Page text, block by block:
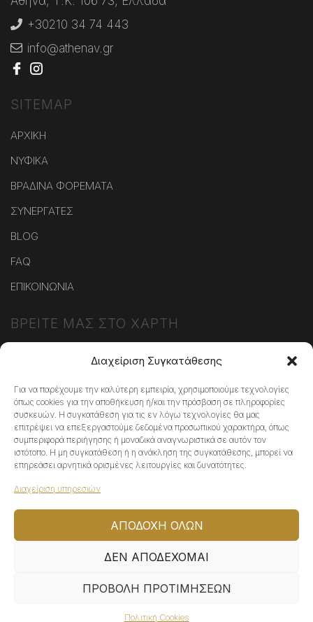
Διαχείριση Συγκατάθεσης
Για να παρέχουμε την καλύτερη εμπειρία, χρησιμοποιούμε τεχνολογίες
όπως cookies για την αποθήκευση ή/και την πρόσβαση σε πληροφορίες
συσκευών. Η συγκατάθεση για τις εν λόγω τεχνολογίες θα μας
επιτρέψει να επεξεργαστούμε δεδομένα προσωπικού χαρακτήρα, όπως
συμπεριφορά περιήγησης ή μοναδικά αναγνωριστικά σε αυτόν τον
ιστότοπο. Η μη συγκατάθεση ή η ανάκληση της συγκατάθεσης, μπορεί να
επηρεάσει αρνητικά ορισμένες λειτουργίες και δυνατότητες.
Διαχείριση υπηρεσιών
ΑΠΟΔΟΧΉ ΌΛΩΝ
ΔΕΝ ΑΠΟΔΈΧΟΜΑΙ
ΠΡΟΒΟΛΉ ΠΡΟΤΙΜΉΣΕΩΝ
Πολιτική Cookies
+30210 34 74 443
info@athenav.gr
SITEMAP
ΑΡΧΙΚΗ
ΝΥΦΙΚΑ
ΒΡΑΔΙΝΑ ΦΟΡΕΜΑΤΑ
ΣΥΝΕΡΓΑΤΕΣ
BLOG
FAQ
ΕΠΙΚΟΙΝΩΝΙΑ
ΒΡΕΙΤΕ ΜΑΣ ΣΤΟ ΧΑΡΤΗ
Κάντε κλικ στο κουμπί 'Συμφωνώ' για να
ενεργοποιήσετε το Google maps.
Πολιτική Cookies